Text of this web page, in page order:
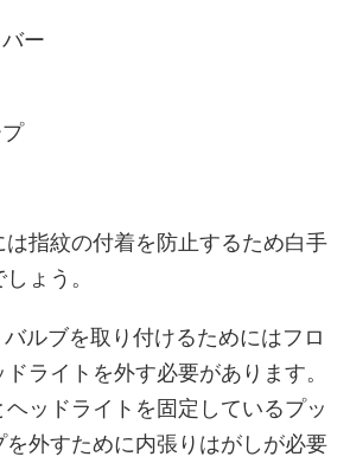
ー
指紋の付着を防止するため白手
ょう。
ルブを取り付けるためにはフロ
ライトを外す必要があります。
ッドライトを固定しているプッ
を外すために内張りはがしが必要